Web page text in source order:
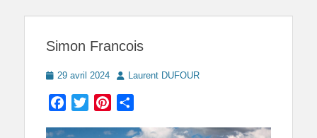
Simon Francois
Posted
29 avril 2024 AuthorLaurent DUFOUR
Facebook
TwitterPinterest